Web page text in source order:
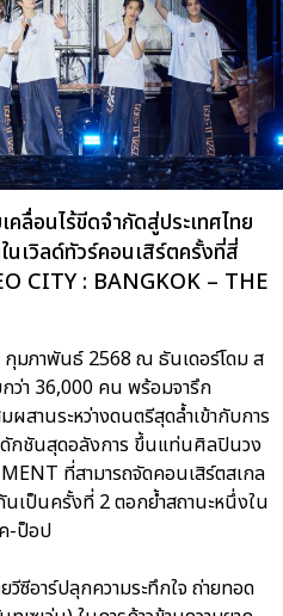
ลื่อนไร้ขีดจำกัดสู่ประเทศไทย
เวิลด์ทัวร์คอนเสิร์ตครั้งที่สี่
CITY : BANGKOK – THE
กุมภาพันธ์ 2568 ณ ธันเดอร์โดม ส
ว่า 36,000 คน พร้อมจารึก
สานระหว่างดนตรีสุดล้ำเข้ากับการ
กชันสุดอลังการ ขึ้นแท่นศิลปินวง
ที่สามารถจัดคอนเสิร์ตสเกล
นเป็นครั้งที่ 2 ตอกย้ำสถานะหนึ่งใน
-ป็อป
ซีอาร์ปลุกความระทึกใจ ถ่ายทอด